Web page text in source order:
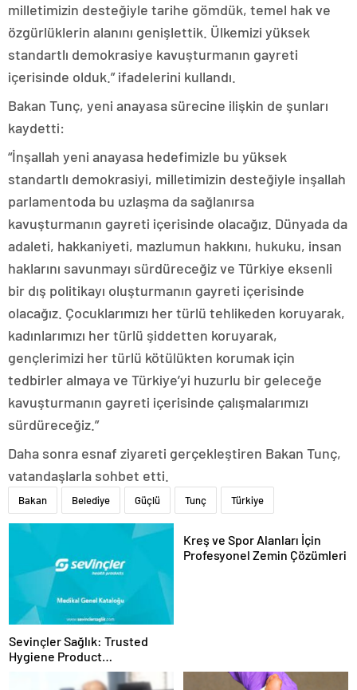
milletimizin desteğiyle tarihe gömdük, temel hak ve
özgürlüklerin alanını genişlettik. Ülkemizi yüksek
standartlı demokrasiye kavuşturmanın gayreti
içerisinde olduk.” ifadelerini kullandı.
Bakan Tunç, yeni anayasa sürecine ilişkin de şunları
kaydetti:
“İnşallah yeni anayasa hedefimizle bu yüksek
standartlı demokrasiyi, milletimizin desteğiyle inşallah
parlamentoda bu uzlaşma da sağlanırsa
kavuşturmanın gayreti içerisinde olacağız. Dünyada da
adaleti, hakkaniyeti, mazlumun hakkını, hukuku, insan
haklarını savunmayı sürdüreceğiz ve Türkiye eksenli
bir dış politikayı oluşturmanın gayreti içerisinde
olacağız. Çocuklarımızı her türlü tehlikeden koruyarak,
kadınlarımızı her türlü şiddetten koruyarak,
gençlerimizi her türlü kötülükten korumak için
tedbirler almaya ve Türkiye’yi huzurlu bir geleceğe
kavuşturmanın gayreti içerisinde çalışmalarımızı
sürdüreceğiz.”
Daha sonra esnaf ziyareti gerçekleştiren Bakan Tunç,
vatandaşlarla sohbet etti.
Bakan Belediye Güçlü Tunç Türkiye
Sevinçler Sağlık: Trusted
Hygiene Product
Manufacturer in Turkey
Kreş ve Spor Alanları İçin
Profesyonel Zemin Çözümleri